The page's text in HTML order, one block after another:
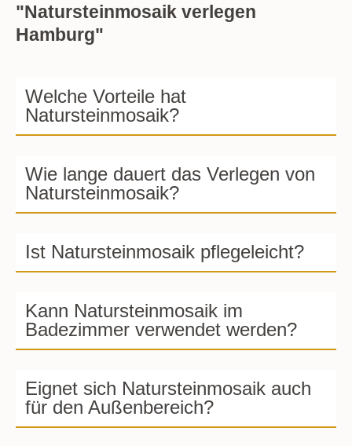
"Natursteinmosaik verlegen
Hamburg"
Welche Vorteile hat
Natursteinmosaik?
Wie lange dauert das Verlegen von
Natursteinmosaik?
Ist Natursteinmosaik pflegeleicht?
Kann Natursteinmosaik im
Badezimmer verwendet werden?
Eignet sich Natursteinmosaik auch
für den Außenbereich?